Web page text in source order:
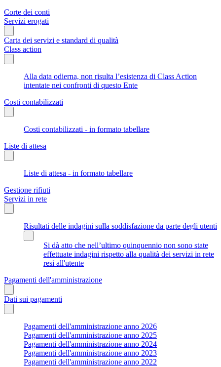
Corte dei conti
Servizi erogati
Carta dei servizi e standard di qualità
Class action
Alla data odierna, non risulta l’esistenza di Class Action
intentate nei confronti di questo Ente
Costi contabilizzati
Costi contabilizzati - in formato tabellare
Liste di attesa
Liste di attesa - in formato tabellare
Gestione rifiuti
Servizi in rete
Risultati delle indagini sulla soddisfazione da parte degli utenti
Si dà atto che nell’ultimo quinquennio non sono state
effettuate indagini rispetto alla qualità dei servizi in rete
resi all'utente
Pagamenti dell'amministrazione
Dati sui pagamenti
Pagamenti dell'amministrazione anno 2026
Pagamenti dell'amministrazione anno 2025
Pagamenti dell'amministrazione anno 2024
Pagamenti dell'amministrazione anno 2023
Pagamenti dell'amministrazione anno 2022